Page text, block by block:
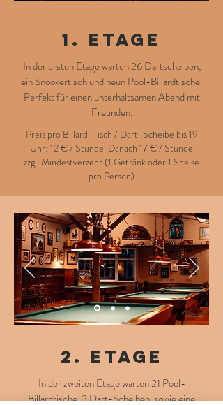
1. Etage
In der ersten Etage warten 26 Dartscheiben,
ein Snookertisch und neun Pool-Billardtische.
Perfekt für einen unterhaltsamen Abend mit
Freunden.
Preis pro Billard-Tisch / Dart-Scheibe bis 19
Uhr: 12 € / Stunde. Danach 17 € / Stunde
zzgl. Mindestverzehr (1 Getränk oder 1 Speise
pro Person)
2. Etage
In der zweiten Etage warten 21 Pool-
Billardtische, 3 Dart-Scheiben, sowie eine